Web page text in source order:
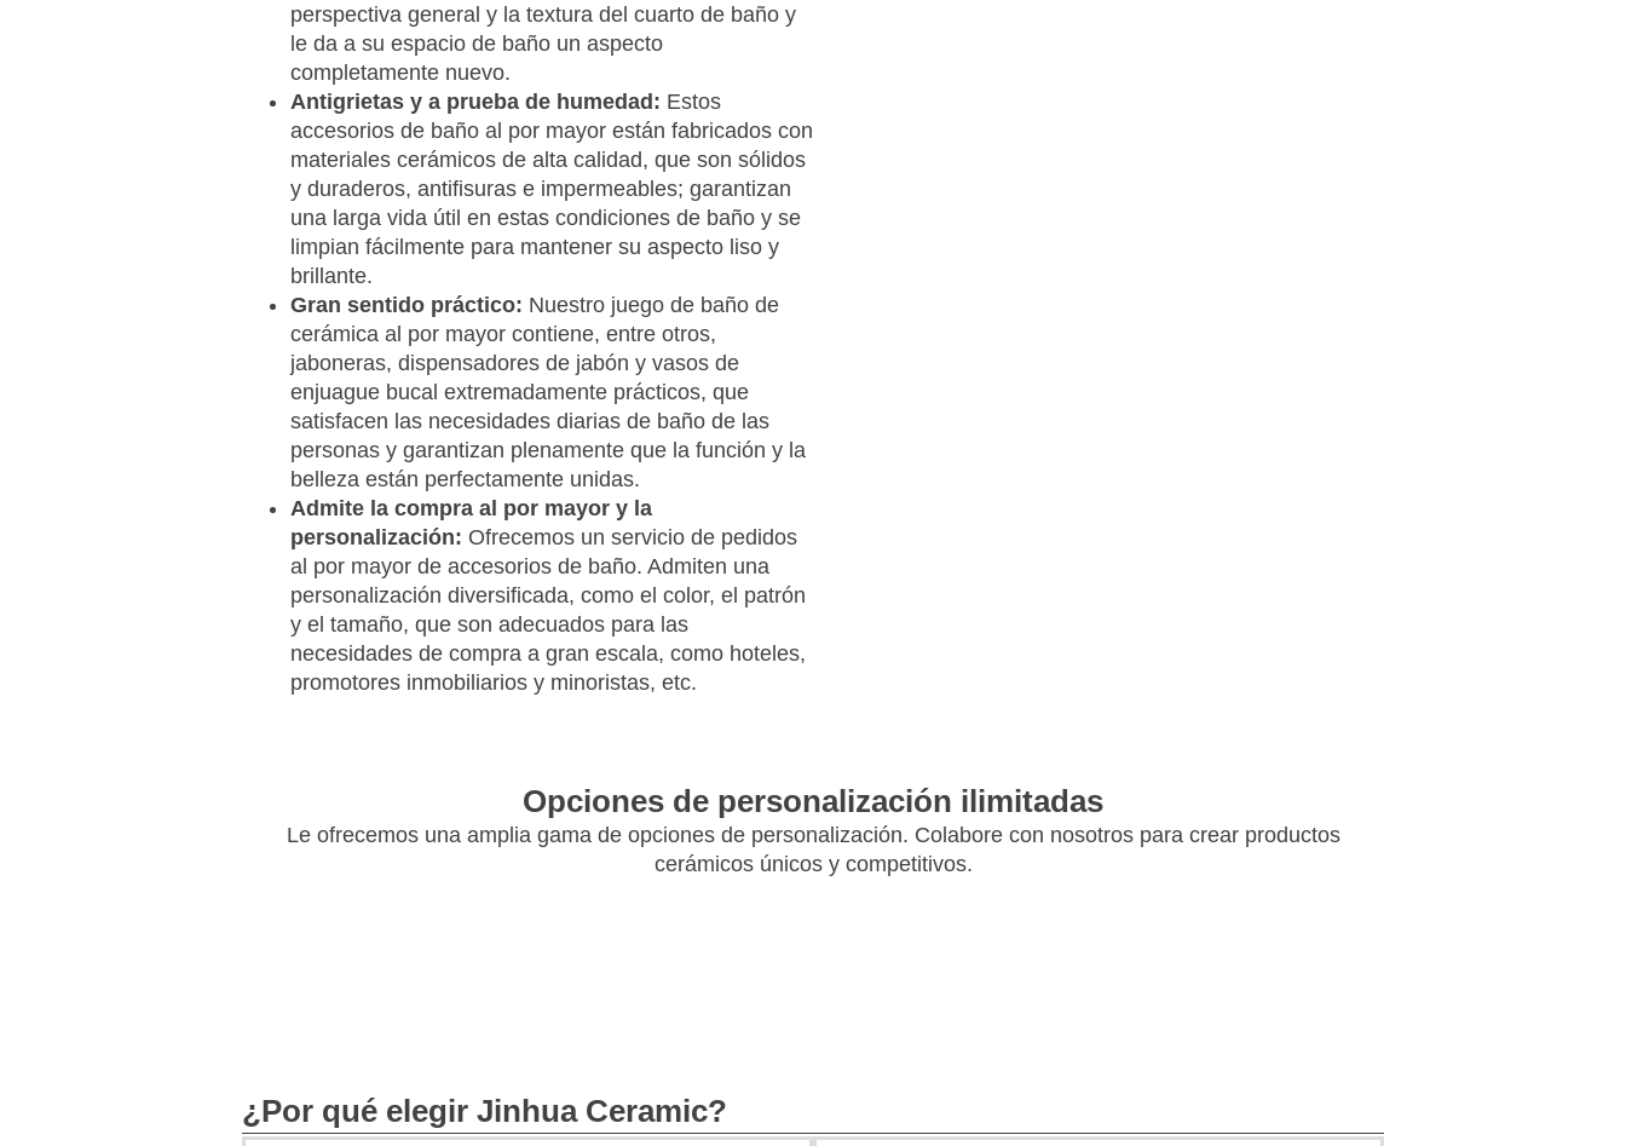
perspectiva general y la textura del cuarto de baño y
le da a su espacio de baño un aspecto
completamente nuevo.
Antigrietas y a prueba de humedad: Estos
accesorios de baño al por mayor están fabricados con
materiales cerámicos de alta calidad, que son sólidos
y duraderos, antifisuras e impermeables; garantizan
una larga vida útil en estas condiciones de baño y se
limpian fácilmente para mantener su aspecto liso y
brillante.
Gran sentido práctico: Nuestro juego de baño de
cerámica al por mayor contiene, entre otros,
jaboneras, dispensadores de jabón y vasos de
enjuague bucal extremadamente prácticos, que
satisfacen las necesidades diarias de baño de las
personas y garantizan plenamente que la función y la
belleza están perfectamente unidas.
Admite la compra al por mayor y la
personalización: Ofrecemos un servicio de pedidos
al por mayor de accesorios de baño. Admiten una
personalización diversificada, como el color, el patrón
y el tamaño, que son adecuados para las
necesidades de compra a gran escala, como hoteles,
promotores inmobiliarios y minoristas, etc.
Opciones de personalización ilimitadas
Le ofrecemos una amplia gama de opciones de personalización. Colabore con nosotros para crear productos
cerámicos únicos y competitivos.
¿Por qué elegir Jinhua Ceramic?